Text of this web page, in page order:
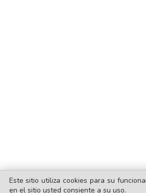
Este sitio utiliza cookies para su
en el sitio usted consiente a su uso.